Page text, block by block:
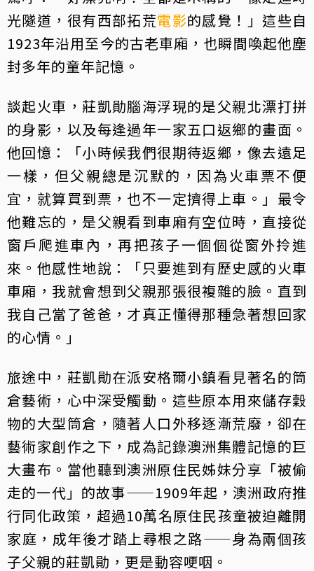
光隧道，很有西部拓荒電影的感覺！」這些自
1923年沿用至今的古老車廂，也瞬間喚起他塵
封多年的童年記憶。
談起火車，莊凱勛腦海浮現的是父親北漂打拼
的身影，以及每逢過年一家五口返鄉的畫面。
他回憶：「小時候我們很期待返鄉，像去遠足
一樣，但父親總是沉默的，因為火車票不便
宜，就算買到票，也不一定擠得上車。」最令
他難忘的，是父親看到車廂有空位時，直接從
窗戶爬進車內，再把孩子一個個從窗外拎進
來。他感性地說：「只要進到有歷史感的火車
車廂，我就會想到父親那張很複雜的臉。直到
我自己當了爸爸，才真正懂得那種急著想回家
的心情。」
旅途中，莊凱勛在派安格爾小鎮看見著名的筒
倉藝術，心中深受觸動。這些原本用來儲存穀
物的大型筒倉，隨著人口外移逐漸荒廢，卻在
藝術家創作之下，成為記錄澳洲集體記憶的巨
大畫布。當他聽到澳洲原住民姊妹分享「被偷
走的一代」的故事——1909年起，澳洲政府推
行同化政策，超過10萬名原住民孩童被迫離開
家庭，成年後才踏上尋根之路——身為兩個孩
子父親的莊凱勛，更是動容哽咽。